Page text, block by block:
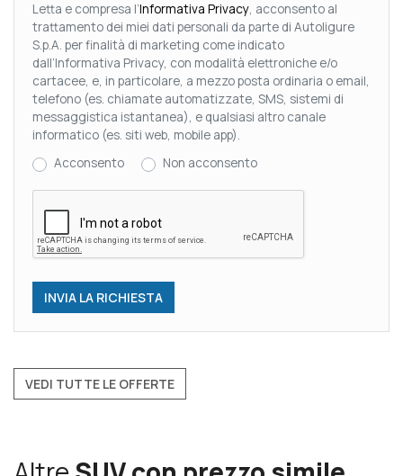
Letta e compresa l’Informativa Privacy, acconsento al
trattamento dei miei dati personali da parte di Autoligure
S.p.A. per finalità di marketing come indicato
dall’Informativa Privacy, con modalità elettroniche e/o
cartacee, e, in particolare, a mezzo posta ordinaria o email,
telefono (es. chiamate automatizzate, SMS, sistemi di
messaggistica istantanea), e qualsiasi altro canale
informatico (es. siti web, mobile app).
Acconsento
Non acconsento
VEDI TUTTE LE OFFERTE